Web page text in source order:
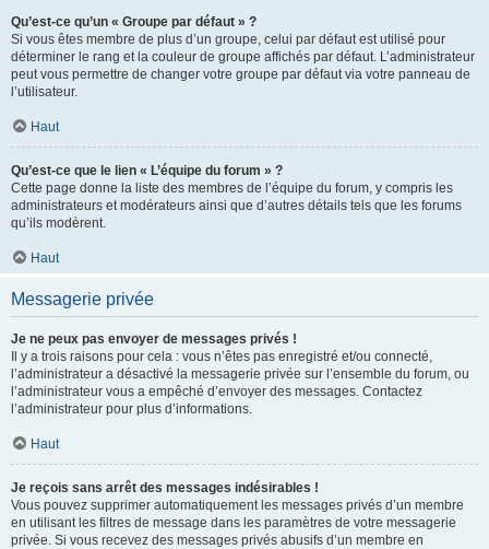
Qu’est-ce qu’un « Groupe par défaut » ?
Si vous êtes membre de plus d’un groupe, celui par défaut est utilisé pour
déterminer le rang et la couleur de groupe affichés par défaut. L’administrateur
peut vous permettre de changer votre groupe par défaut via votre panneau de
l’utilisateur.
Haut
Qu’est-ce que le lien « L’équipe du forum » ?
Cette page donne la liste des membres de l’équipe du forum, y compris les
administrateurs et modérateurs ainsi que d’autres détails tels que les forums
qu’ils modèrent.
Haut
Messagerie privée
Je ne peux pas envoyer de messages privés !
Il y a trois raisons pour cela : vous n’êtes pas enregistré et/ou connecté,
l’administrateur a désactivé la messagerie privée sur l’ensemble du forum, ou
l’administrateur vous a empêché d’envoyer des messages. Contactez
l’administrateur pour plus d’informations.
Haut
Je reçois sans arrêt des messages indésirables !
Vous pouvez supprimer automatiquement les messages privés d’un membre
en utilisant les filtres de message dans les paramètres de votre messagerie
privée. Si vous recevez des messages privés abusifs d’un membre en